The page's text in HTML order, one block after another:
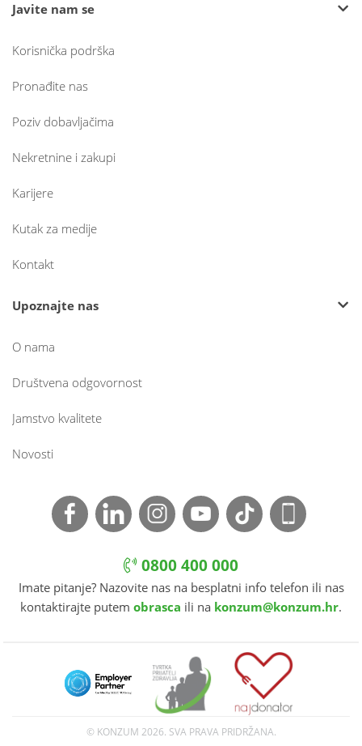
Javite nam se
Korisnička podrška
Pronađite nas
Poziv dobavljačima
Nekretnine i zakupi
Karijere
Kutak za medije
Kontakt
Upoznajte nas
O nama
Društvena odgovornost
Jamstvo kvalitete
Novosti
0800 400 000
Imate pitanje? Nazovite nas na besplatni info telefon ili nas
kontaktirajte putem obrasca ili na konzum@konzum.hr.
© KONZUM 2026. SVA PRAVA PRIDRŽANA.